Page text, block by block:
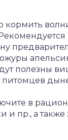
кормить
полезны
в рацион
и пр., а